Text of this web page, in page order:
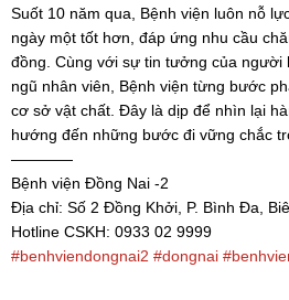
Suốt 10 năm qua, Bệnh viện luôn nỗ
ngày một tốt hơn, đáp ứng nhu cầu
đồng. Cùng với sự tin tưởng của người
ngũ nhân viên, Bệnh viện từng bước
cơ sở vật chất. Đây là dịp để nhìn lại
hướng đến những bước đi vững chắc
————
Bệnh viện Đồng Nai -2
Địa chỉ: Số 2 Đồng Khởi, P. Bình Đa,
Hotline CSKH: 0933 02 9999
#benhviendongnai2 #dongnai